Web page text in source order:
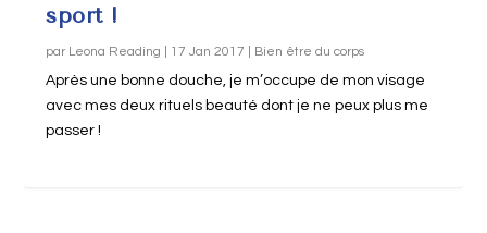
sport !
par Leona Reading 17 Jan 2017 Bien être du corps
Après une bonne douche, je m’occupe de mon visage
avec mes deux rituels beauté dont je ne peux plus me
passer !